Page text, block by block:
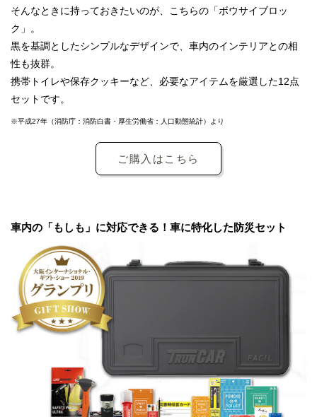
そんなときに持っておきたいのが、こちらの「ボウサイブロッ
ク」。
黒を基調としたシンプルなデザインで、車内のインテリアとの相
性も抜群。
携帯トイレや保存クッキーなど、必要なアイテムを厳選した12点
セットです。
※平成27年（消防庁：消防白書・厚生労働省：人口動態統計）より
ご購入はこちら
車内の「もしも」に対応できる！車に特化した防災セット